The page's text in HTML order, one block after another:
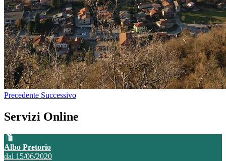
Precedente Successivo
Servizi Online
Albo Pretorio
dal 15/06/2020